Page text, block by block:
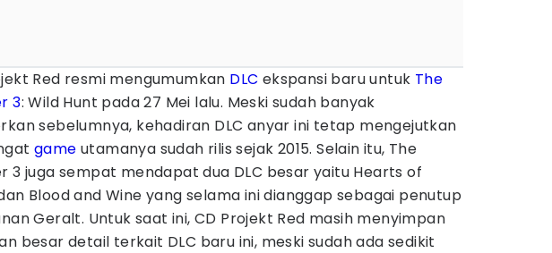
Red resmi mengumumkan DLC ekspansi baru untuk The
3: Wild Hunt pada 27 Mei lalu. Meski sudah banyak
sebelumnya, kehadiran DLC anyar ini tetap mengejutkan
game utamanya sudah rilis sejak 2015. Selain itu, The
3 juga sempat mendapat dua DLC besar yaitu Hearts of
Blood and Wine yang selama ini dianggap sebagai penutup
Geralt. Untuk saat ini, CD Projekt Red masih menyimpan
besar detail terkait DLC baru ini, meski sudah ada sedikit